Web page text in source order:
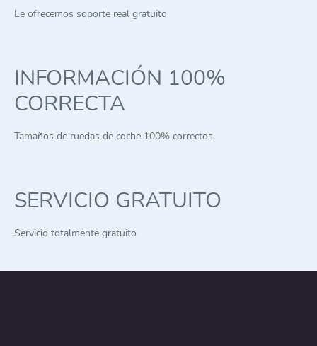
Le ofrecemos soporte real gratuito
INFORMACIÓN 100%
CORRECTA
Tamaños de ruedas de coche 100% correctos
SERVICIO GRATUITO
Servicio totalmente gratuito